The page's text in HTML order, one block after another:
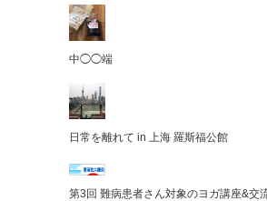
中◯◯端
日常を離れて in 上海 羅斯福公館
第3回 難病患者さん対象のヨガ講座&交